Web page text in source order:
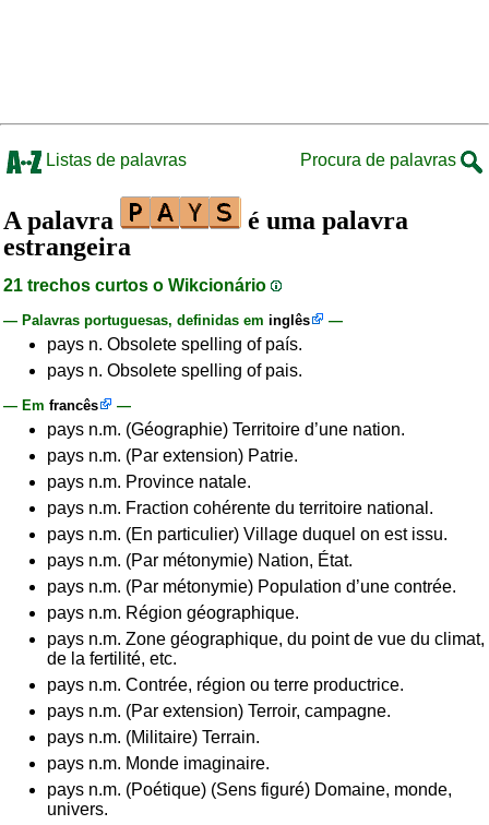
Listas de palavras Procura de palavras
A palavra
é uma palavra
estrangeira
21 trechos curtos o Wikcionário
— Palavras portuguesas, definidas em inglês —
pays n. Obsolete spelling of país.
pays n. Obsolete spelling of pais.
— Em francês —
pays n.m. (Géographie) Territoire d’une nation.
pays n.m. (Par extension) Patrie.
pays n.m. Province natale.
pays n.m. Fraction cohérente du territoire national.
pays n.m. (En particulier) Village duquel on est issu.
pays n.m. (Par métonymie) Nation, État.
pays n.m. (Par métonymie) Population d’une contrée.
pays n.m. Région géographique.
pays n.m. Zone géographique, du point de vue du climat,
de la fertilité, etc.
pays n.m. Contrée, région ou terre productrice.
pays n.m. (Par extension) Terroir, campagne.
pays n.m. (Militaire) Terrain.
pays n.m. Monde imaginaire.
pays n.m. (Poétique) (Sens figuré) Domaine, monde,
univers.